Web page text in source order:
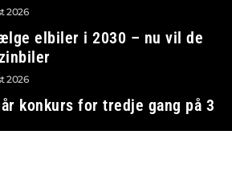
2026
elbiler i 2030 – nu vil de
2026
konkurs for tredje gang på 3